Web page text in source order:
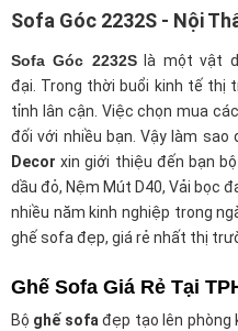
Sofa Góc 2232S - Nội
Sofa Góc 2232Slà một vật
đại. Trong thời buổi kinh tế thị
tỉnh lân cận. Việc chọn mua
đối với nhiều bạn. Vậy làm
Decor xin giới thiệu đến bạn
dầu đỏ, Nệm Mút D40, Vải bọc
nhiều năm kinh nghiệp trong
ghế sofa đẹp, giá rẻ nhất thị
Ghế Sofa Giá Rẻ Tại
Bộ ghế sofađẹp tạo lên phòng